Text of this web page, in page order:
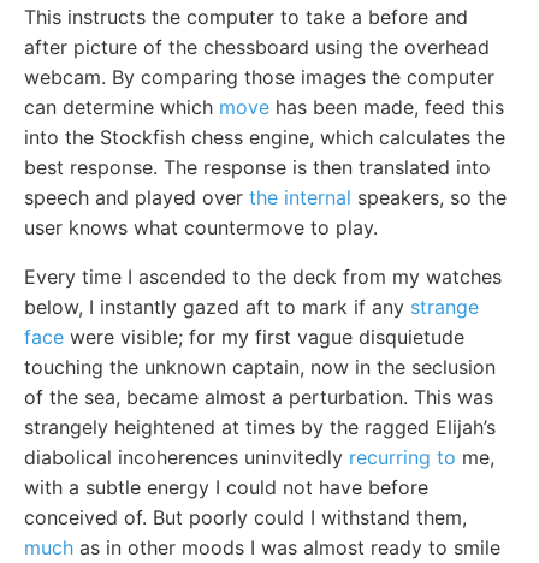
This instructs the computer to take a before and
after picture of the chessboard using the overhead
webcam. By comparing those images the computer
can determine which move has been made, feed this
into the Stockfish chess engine, which calculates the
best response. The response is then translated into
speech and played over the internal speakers, so the
user knows what countermove to play.
Every time I ascended to the deck from my watches
below, I instantly gazed aft to mark if any strange
face were visible; for my first vague disquietude
touching the unknown captain, now in the seclusion
of the sea, became almost a perturbation. This was
strangely heightened at times by the ragged Elijah’s
diabolical incoherences uninvitedly recurring to me,
with a subtle energy I could not have before
conceived of. But poorly could I withstand them,
much as in other moods I was almost ready to smile